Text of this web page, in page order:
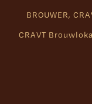
BROUWER,
CRAVT